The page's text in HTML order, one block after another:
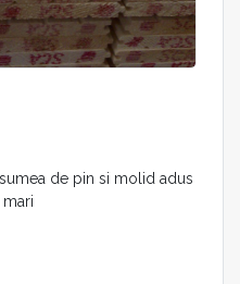
de pin si molid adus
mari